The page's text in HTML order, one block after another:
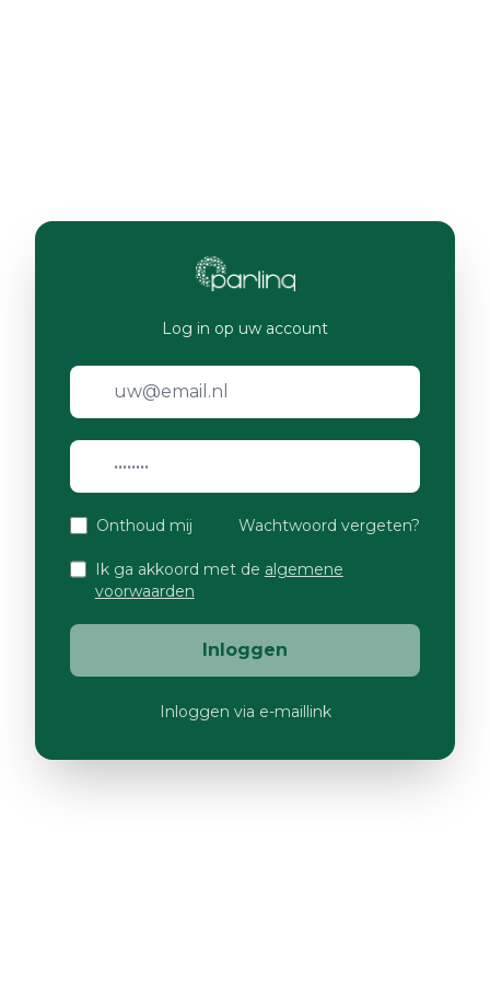
Log in op uw account
Onthoud mij Wachtwoord vergeten?
Ik ga akkoord met de algemene
voorwaarden
Inloggen
Inloggen via e-maillink